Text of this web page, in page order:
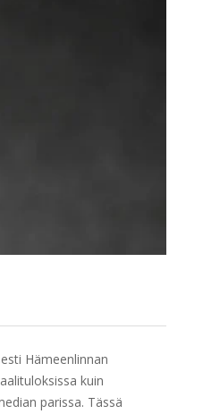
Hämeenlinnan
kuin
parissa. Tässä